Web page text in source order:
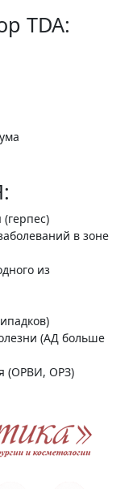
TDA:
в зоне
из
(АД больше
(ОРВИ, ОРЗ)